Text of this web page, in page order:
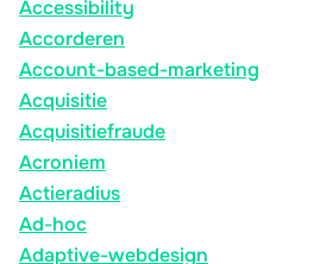
Accessibility
Accorderen
Account-based-marketing
Acquisitie
Acquisitiefraude
Acroniem
Actieradius
Ad-hoc
Adaptive-webdesign